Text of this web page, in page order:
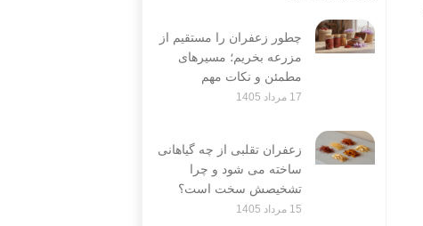
چطور زعفران را مستقیم از
مزرعه بخریم؛ مسیرهای
مطمئن و نکات مهم
17 مرداد 1405
زعفران تقلبی از چه گیاهانی
ساخته می شود و چرا
تشخیصش سخت است؟
15 مرداد 1405